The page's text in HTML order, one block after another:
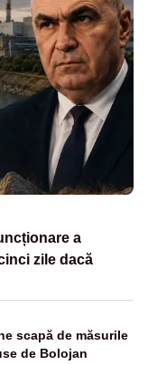
a
zile dacă
scapă de măsurile
de Bolojan